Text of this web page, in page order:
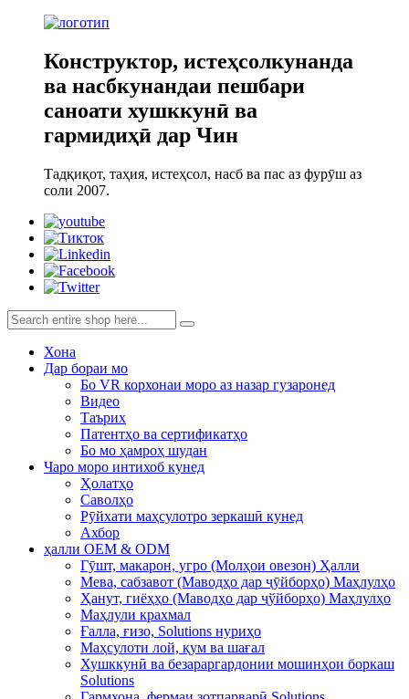
Конструктор, истеҳсолкунанда
ва насбкунандаи пешбари
саноати хушккунӣ ва
гармидиҳӣ дар Чин
Тадқиқот, таҳия, истеҳсол, насб ва пас аз фурӯш аз
соли 2007.
Хона
Дар бораи мо
Бо VR корхонаи моро аз назар гузаронед
Видео
Таърих
Патентҳо ва сертификатҳо
Бо мо ҳамроҳ шудан
Чаро моро интихоб кунед
Ҳолатҳо
Саволҳо
Рӯйхати маҳсулотро зеркашӣ кунед
Ахбор
ҳалли OEM & ODM
Гӯшт, макарон, угро (Молҳои овезон) Ҳалли
Мева, сабзавот (Маводҳо дар ҷӯйборҳо) Маҳлулҳо
Ҳанут, гиёҳҳо (Маводҳо дар ҷўйборҳо) Маҳлулҳо
Маҳлули крахмал
Ғалла, ғизо, Solutions нуриҳо
Маҳсулоти лой, қум ва шағал
Хушккунӣ ва безараргардонии мошинҳои боркаш
Solutions